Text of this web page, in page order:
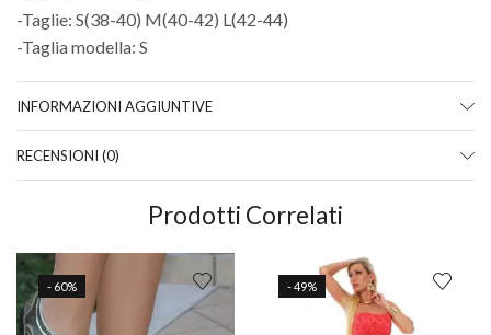
-Taglie: S(38-40) M(40-42) L(42-44)
-Taglia modella: S
INFORMAZIONI AGGIUNTIVE
RECENSIONI (0)
Prodotti Correlati
- 60% - 49%